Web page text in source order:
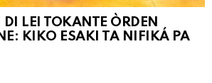
LEI TOKANTE ÒRDEN
KIKO ESAKI TA NIFIKÁ PA